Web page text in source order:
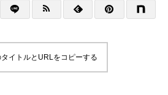
イトルとURLをコピーする